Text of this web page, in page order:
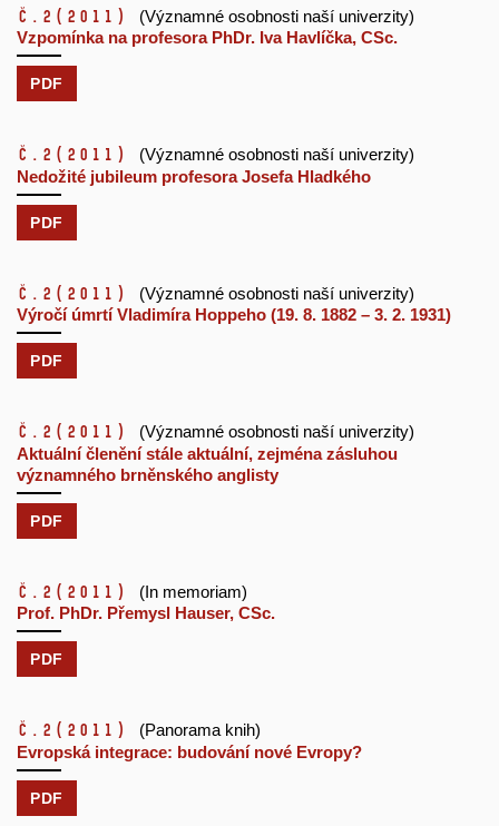
č.2 (2011)
(Významné osobnosti naší univerzity)
Vzpomínka na profesora PhDr. Iva Havlíčka, CSc.
PDF
č.2 (2011)
(Významné osobnosti naší univerzity)
Nedožité jubileum profesora Josefa Hladkého
PDF
č.2 (2011)
(Významné osobnosti naší univerzity)
Výročí úmrtí Vladimíra Hoppeho (19. 8. 1882 – 3. 2. 1931)
PDF
č.2 (2011)
(Významné osobnosti naší univerzity)
Aktuální členění stále aktuální, zejména zásluhou
významného brněnského anglisty
PDF
č.2 (2011)
(In memoriam)
Prof. PhDr. Přemysl Hauser, CSc.
PDF
č.2 (2011)
(Panorama knih)
Evropská integrace: budování nové Evropy?
PDF